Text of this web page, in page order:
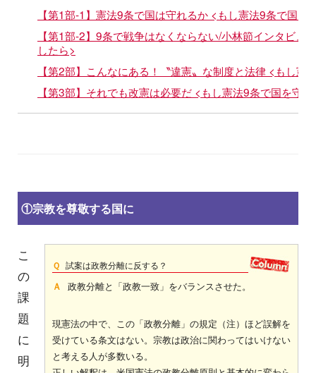
【第1部-1】憲法9条で国は守れるか <もし憲法9条で国を
【第1部-2】9条で戦争はなくならない/小林節インタビュ
したら>
【第2部】こんなにある！〝違憲〟な制度と法律 <もし憲
【第3部】それでも改憲は必要だ <もし憲法9条で国を守
①宗教を尊敬する国に
Ｑ 試案は政教分離に反する？
Ａ 政教分離と「政教一致」をバランスさせた。
現憲法の中で、この「政教分離」の規定（注）ほど誤解を
受けている条文はない。宗教は政治に関わってはいけない
と考える人が多数いる。
こ
の
課
題
に
明